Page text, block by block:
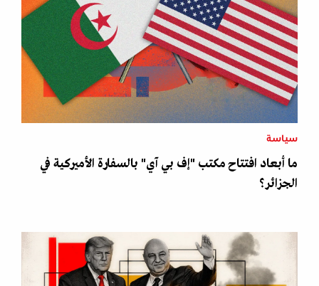
سياسة
ما أبعاد افتتاح مكتب "إف بي آي" بالسفارة الأميركية في
الجزائر؟